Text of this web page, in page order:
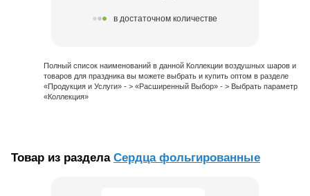
в достаточном количестве
Полный список наименований в данной Коллекции воздушных шаров и
товаров для праздника вы можете выбрать и купить оптом в разделе
«Продукция и Услуги» - > «Расширенный Выбор» - > Выбрать параметр
«Коллекция»
Товар из раздела Сердца фольгированные